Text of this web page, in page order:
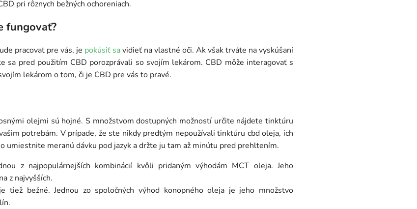
pri rôznych bežných ochoreniach.
fungovať?
pracovať pre vás, je pokúsiť savidieť na vlastné oči. Ak však trváte na vyskúšaní
sa pred použitím CBD porozprávali so svojím lekárom. CBD môže interagovať s
lekárom o tom, či je CBD pre vás to pravé.
olejmi sú hojné. S množstvom dostupných možností určite nájdete tinktúru
potrebám. V prípade, že ste nikdy predtým nepoužívali tinktúru cbd oleja, ich
umiestnite meranú dávku pod jazyk a držte ju tam až minútu pred prehltením.
z najpopulárnejších kombinácií kvôli pridaným výhodám MCT oleja. Jeho
z najvyšších.
tiež bežné. Jednou zo spoločných výhod konopného oleja je jeho množstvo